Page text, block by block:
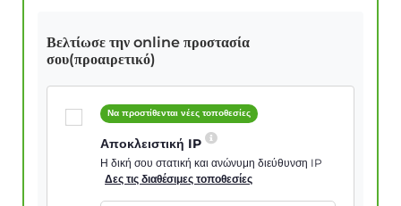
Βελτίωσε την online προστασία
σου(προαιρετικό)
Να προστίθενται νέες τοποθεσίες
Αποκλειστική IP
Η δική σου στατική και ανώνυμη διεύθυνση IP
Δες τις διαθέσιμες τοποθεσίες